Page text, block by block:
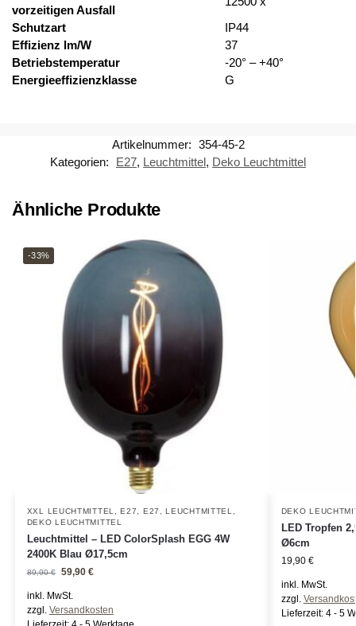
vorzeitigen Ausfall
Schutzart
IP44
Effizienz lm/W
37
Betriebstemperatur
-20° – +40°
Energieeffizienzklasse
G
Artikelnummer: 354-45-2
Kategorien:
E27, Leuchtmittel, Deko Leuchtmittel
Ähnliche Produkte
-33%
XXL LEUCHTMITTEL ,E27 E27 ,LEUCHTMITTEL
DEKO LEUCHTMITTEL
Leuchtmittel – LED ColorSplash EGG 4W
2400K Blau Ø17,5cm
89,90€ 59,90 €
inkl. MwSt.
zzgl. Versandkosten
DEKO
LED Tropfen
Ø6cm
19,90 €
inkl. MwSt.
zzgl.
Lieferzeit: 4 - 5